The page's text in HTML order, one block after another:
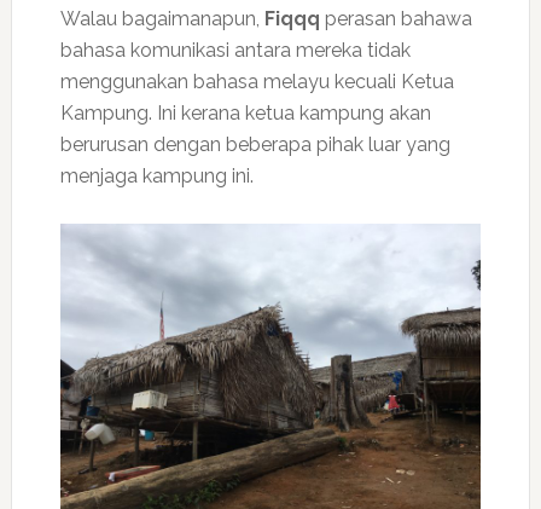
Walau bagaimanapun, Fiqqq perasan bahawa
bahasa komunikasi antara mereka tidak
menggunakan bahasa melayu kecuali Ketua
Kampung. Ini kerana ketua kampung akan
berurusan dengan beberapa pihak luar yang
menjaga kampung ini.